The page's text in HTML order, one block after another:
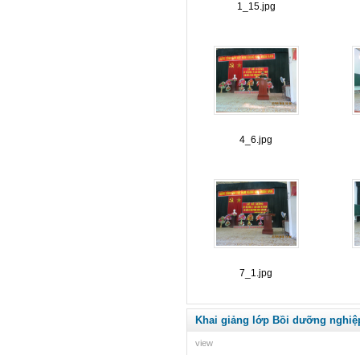
1_15.jpg
4_6.jpg
7_1.jpg
Khai giảng lớp Bồi dưỡng
view